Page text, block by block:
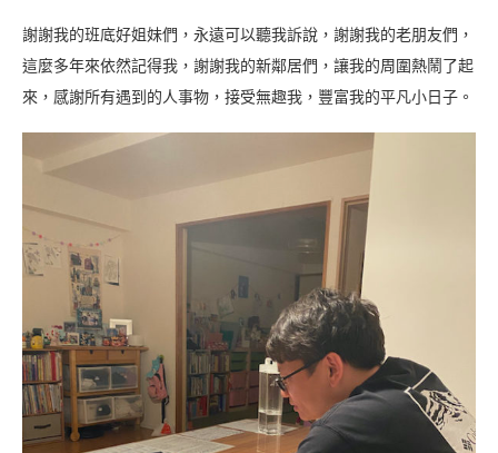
謝謝我的班底好姐妹們，永遠可以聽我訴說，謝謝我的老朋友們，
這麼多年來依然記得我，謝謝我的新鄰居們，讓我的周圍熱鬧了起
來，感謝所有遇到的人事物，接受無趣我，豐富我的平凡小日子。